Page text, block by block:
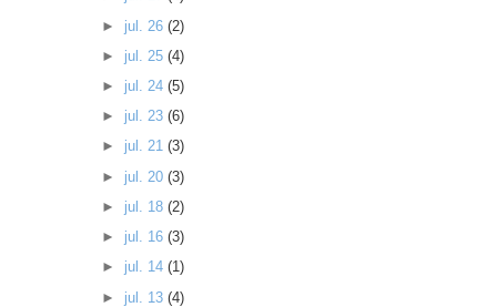
► jul. 26 (2)
► jul. 25 (4)
► jul. 24 (5)
► jul. 23 (6)
► jul. 21 (3)
► jul. 20 (3)
► jul. 18 (2)
► jul. 16 (3)
► jul. 14 (1)
► jul. 13 (4)